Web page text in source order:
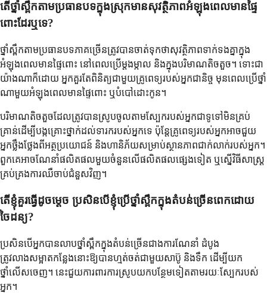
តើថ្នាំស្ពឹកតាមប្រធានបទក្នុងស្រុកមានសុវត្ថិភាពអំឡុងពេលមានផ្ទៃ
ពោះដែរឬទេ?
ថ្នាំស្ពឹកតាមប្រធានបទភាគច្រើនត្រូវបានចាត់ទុកថាសុវត្ថិភាពទាក់ទងគ្នាក្នុង
អំឡុងពេលមានផ្ទៃពោះ នៅពេលប្រើម្តងម្កាល និងក្នុងបរិមាណតិចតួច។ ទោះជា
យ៉ាងណាក៏ដោយ អ្នកគួរតែពិនិត្យជាមួយគ្រូពេទ្យរបស់អ្នកជានិច្ច មុនពេលប្រើថ្នាំ
ណាមួយអំឡុងពេលមានផ្ទៃពោះ ឬបំបៅដោះកូន។
បរិមាណតិចតួចដែលត្រូវបានស្រូបចូលតាមស្បែករបស់អ្នកជាទូទៅមិនគ្រប់
គ្រាន់ដើម្បីបង្កគ្រោះថ្នាក់ដល់ទារករបស់អ្នកទេ ប៉ុន្តែគ្រូពេទ្យរបស់អ្នកអាចជួយ
អ្នកថ្លឹងថ្លែងពីអត្ថប្រយោជន៍ និងហានិភ័យសម្រាប់ស្ថានភាពជាក់លាក់របស់អ្នក។
ពួកគេអាចណែនាំផលិតផលមួយចំនួនលើផលិតផលផ្សេងទៀត ឬស្នើវិធីសាស្ត្រ
គ្រប់គ្រងការឈឺចាប់ជំនួសវិញ។
តើខ្ញុំគួរធ្វើដូចម្តេច ប្រសិនបើខ្ញុំប្រើថ្នាំស្ពឹកក្នុងតំបន់ច្រើនពេកដោយ
ចៃដន្យ?
ប្រសិនបើអ្នកបានលាបថ្នាំស្ពឹកក្នុងតំបន់ច្រើនជាងការណែនាំ ដំបូង
ត្រូវលាងសម្អាតកន្លែងនោះឱ្យបានហ្មត់ចត់ជាមួយសាប៊ូ និងទឹក ដើម្បីយក
ថ្នាំលើសចេញ។ នេះជួយការពារការស្រូបយកបន្ថែមទៀតតាមរយៈស្បែករបស់
អ្នក។